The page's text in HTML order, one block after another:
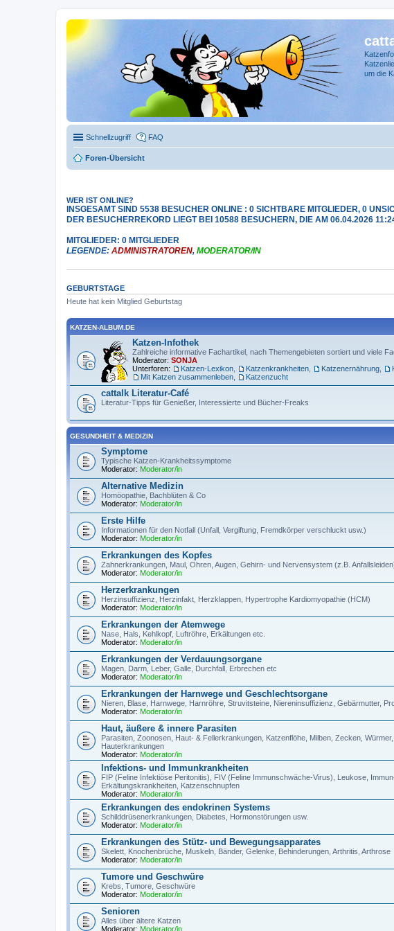
um die
Schnellzugriff FAQ
Foren-Übersicht
WER IST ONLINE?
INSGESAMT SIND 5538 BESUCHER ONLINE : 0 SICHTBARE MITGLIEDER, 0
DER BESUCHERREKORD LIEGT BEI 10588 BESUCHERN, DIE AM 06.04.2026
MITGLIEDER: 0 MITGLIEDER
LEGENDE: ADMINISTRATOREN, MODERATOR/IN
GEBURTSTAGE
Heute hat kein Mitglied Geburtstag
KATZEN-ALBUM.DE
Katzen-Infothek
Zahlreiche informative Fachartikel, nach Themengebieten sortiert und viele
Moderator: SONJA
Unterforen:
Katzen-Lexikon Katzenkrankheiten Katzenernährung
Mit Katzen zusammenleben
Katzenzucht
cattalk Literatur-Café
Literatur-Tipps für Genießer, Interessierte und Bücher-Freaks
GESUNDHEIT & MEDIZIN
Symptome
Typische Katzen-Krankheitssymptome
Moderator: Moderator/in
Alternative Medizin
Homöopathie, Bachblüten & Co
Moderator: Moderator/in
Erste Hilfe
Informationen für den Notfall (Unfall, Vergiftung, Fremdkörper verschluckt usw.)
Moderator: Moderator/in
Erkrankungen des Kopfes
Zahnerkrankungen, Maul, Ohren, Augen, Gehirn- und Nervensystem (z.B.
Moderator: Moderator/in
Herzerkrankungen
Herzinsuffizienz, Herzinfakt, Herzklappen, Hypertrophe Kardiomyopathie (HCM)
Moderator: Moderator/in
Erkrankungen der Atemwege
Nase, Hals, Kehlkopf, Luftröhre, Erkältungen etc.
Moderator: Moderator/in
Erkrankungen der Verdauungsorgane
Magen, Darm, Leber, Galle, Durchfall, Erbrechen etc
Moderator: Moderator/in
Erkrankungen der Harnwege und Geschlechtsorgane
Nieren, Blase, Harnwege, Harnröhre, Struvitsteine, Niereninsuffizienz, Gebärmutter,
Moderator: Moderator/in
Haut, äußere & innere Parasiten
Parasiten, Zoonosen, Haut- & Fellerkrankungen, Katzenflöhe, Milben, Zecken,
Hauterkrankungen
Moderator: Moderator/in
Infektions- und Immunkrankheiten
FIP (Feline Infektiöse Peritonitis), FIV (Feline Immunschwäche-Virus), Leukose,
Erkältungskrankheiten, Katzenschnupfen
Moderator: Moderator/in
Erkrankungen des endokrinen Systems
Schilddrüsenerkrankungen, Diabetes, Hormonstörungen usw.
Moderator: Moderator/in
Erkrankungen des Stütz- und Bewegungsapparates
Skelett, Knochenbrüche, Muskeln, Bänder, Gelenke, Behinderungen, Arthritis, Arthrose
Moderator: Moderator/in
Tumore und Geschwüre
Krebs, Tumore, Geschwüre
Moderator: Moderator/in
Senioren
Alles über ältere Katzen
Moderator: Moderator/in